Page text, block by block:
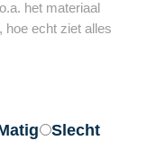
het materiaal
hoe echt ziet alles
Slecht